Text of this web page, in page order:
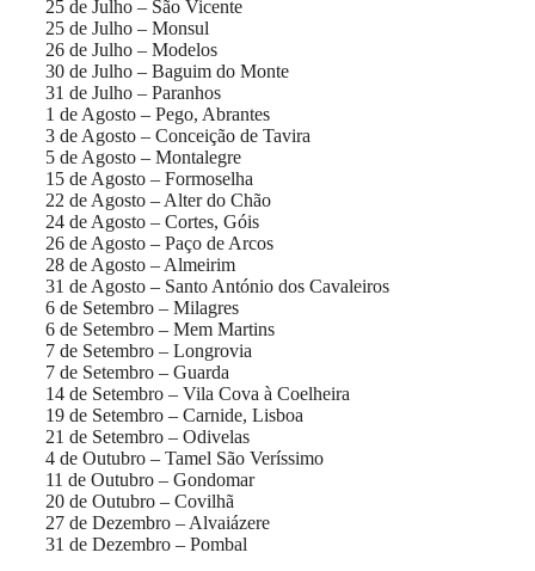
25 de Julho – São Vicente
25 de Julho – Monsul
26 de Julho – Modelos
30 de Julho – Baguim do Monte
31 de Julho – Paranhos
1 de Agosto – Pego, Abrantes
3 de Agosto – Conceição de Tavira
5 de Agosto – Montalegre
15 de Agosto – Formoselha
22 de Agosto – Alter do Chão
24 de Agosto – Cortes, Góis
26 de Agosto – Paço de Arcos
28 de Agosto – Almeirim
31 de Agosto – Santo António dos Cavaleiros
6 de Setembro – Milagres
6 de Setembro – Mem Martins
7 de Setembro – Longrovia
7 de Setembro – Guarda
14 de Setembro – Vila Cova à Coelheira
19 de Setembro – Carnide, Lisboa
21 de Setembro – Odivelas
4 de Outubro – Tamel São Veríssimo
11 de Outubro – Gondomar
20 de Outubro – Covilhã
27 de Dezembro – Alvaiázere
31 de Dezembro – Pombal